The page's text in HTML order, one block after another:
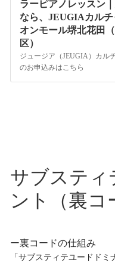
ラーピアノレッスン
なら、JEUGIAカルチ
オンモール堺北花田
区）
ジュージア（JEUGIA）カル
のお申込みはこちら
サブスティ
ント（裏コ
ー裏コードの仕組み
「サブスティテユードドミ